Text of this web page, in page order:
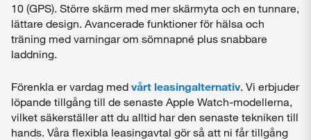
10 (GPS). Större skärm med mer skärmyta och en tunnare,
lättare design. Avancerade funktioner för hälsa och
träning med varningar om sömnapné plus snabbare
laddning.
Förenkla er vardag med vårt leasingalternativ. Vi erbjuder
löpande tillgång till de senaste Apple Watch-modellerna,
vilket säkerställer att du alltid har den senaste tekniken till
hands. Våra flexibla leasingavtal gör så att ni får tillgång